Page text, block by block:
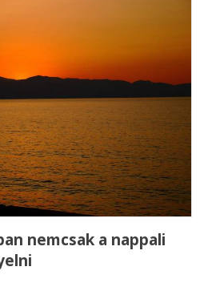
nemcsak a nappali